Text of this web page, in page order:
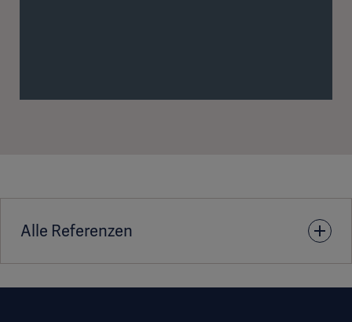
Alle Referenzen
1. Huygh J, Peeters Y, Bernards J and Malbrain MLNG.